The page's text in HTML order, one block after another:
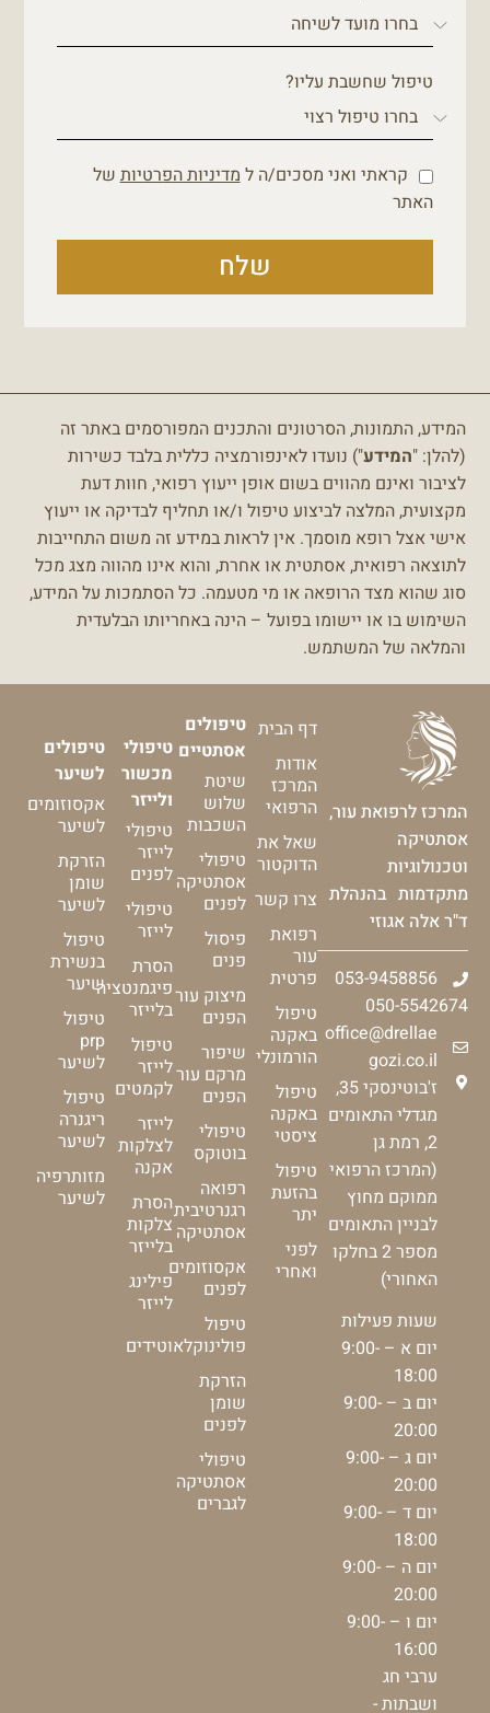
טיפול שחשבת עליו?
קראתי ואני מסכים/ה למדיניות הפרטיותשל
האתר
שלח
המידע, התמונות, הסרטונים והתכנים המפורסמים באתר זה
(להלן: "המידע") נועדו לאינפורמציה כללית בלבד כשירות
לציבור ואינם מהווים בשום אופן ייעוץ רפואי, חוות דעת
מקצועית, המלצה לביצוע טיפול ו/או תחליף לבדיקה או ייעוץ
אישי אצל רופא מוסמך. אין לראות במידע זה משום התחייבות
לתוצאה רפואית, אסתטית או אחרת, והוא אינו מהווה מצג מכל
סוג שהוא מצד הרופאה או מי מטעמה. כל הסתמכות על המידע,
השימוש בו או יישומו בפועל – הינה באחריותו הבלעדית
והמלאה של המשתמש.
המרכז לרפואת עור,
אסתטיקה
וטכנולוגיות
מתקדמות בהנהלת
ד"ר אלה אגוזי
053-9458856
050-5542674
office@drellae
gozi.co.il
ז'בוטינסקי 35,
מגדלי התאומים
2, רמת גן
(המרכז הרפואי
ממוקם מחוץ
לבניין התאומים
מספר 2 בחלקו
האחורי)
שעות פעילות
יום א – 9:00-
18:00
יום ב – 9:00-
20:00
יום ג – 9:00-
20:00
יום ד – 9:00-
18:00
יום ה – 9:00-
20:00
יום ו – 9:00-
16:00
ערבי חג
ושבתות -
דף הבית
אודות
המרכז
הרפואי
שאל את
הדוקטור
צרו קשר
רפואת
עור
פרטית
טיפול
באקנה
הורמונלי
טיפול
באקנה
ציסטי
טיפול
בהזעת
יתר
לפני
ואחרי
טיפולים
אסתטיים
שיטת
שלוש
השכבות
טיפולי
אסתטיקה
לפנים
פיסול
פנים
מיצוק עור
הפנים
שיפור
מרקם עור
הפנים
טיפולי
בוטוקס
רפואה
רגנרטיבית
אסתטיקה
אקסוזומים
לפנים
טיפול
פולינוקלאוטידים
הזרקת
שומן
לפנים
טיפולי
אסתטיקה
לגברים
טיפולי
מכשור
ולייזר
טיפולי
לייזר
לפנים
טיפולי
לייזר
הסרת
פיגמנטציה
בלייזר
טיפול
לייזר
לקמטים
לייזר
לצלקות
אקנה
הסרת
צלקות
בלייזר
פילינג
לייזר
טיפולים
לשיער
אקסוזומים
לשיער
הזרקת
שומן
לשיער
טיפול
בנשירת
שיער
טיפול
prp
לשיער
טיפול
ריגנרה
לשיער
מזותרפיה
לשיער